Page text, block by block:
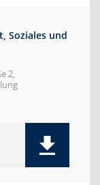
Soziales und
2,